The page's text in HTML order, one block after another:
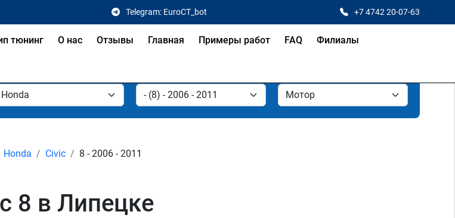
Telegram: EuroCT_bot +7 4742 20-07-63
тюнинг О нас Отзывы Главная Примеры работ FAQ Филиалы
Honda Civic 8 - 2006 - 2011
8 в Липецке